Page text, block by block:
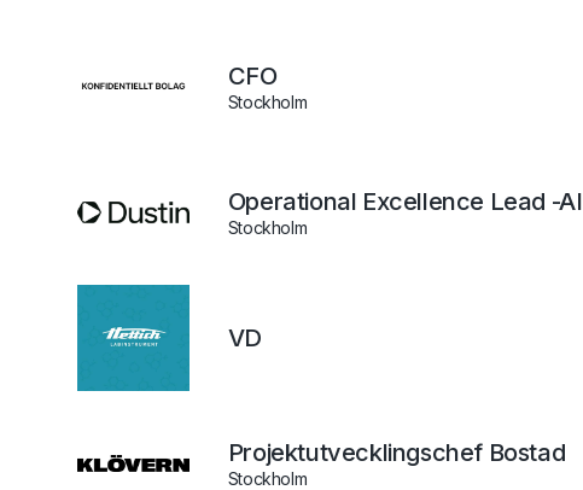
CFO
Stockholm
Operational Excellence Lead -
Stockholm
VD
Projektutvecklingschef Bostad
Stockholm